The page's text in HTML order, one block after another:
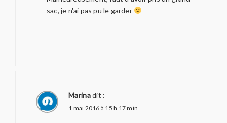
sac, je n'ai pas pu le garder
Marinadit :
1 mai 2016 à 15 h 17 min